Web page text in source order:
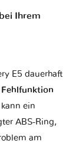
Ihrem
E5 dauerhaft
Fehlfunktion
ein
ABS-Ring,
am